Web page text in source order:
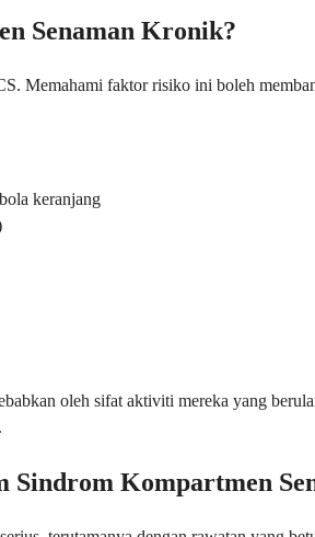
Senaman Kronik?
Memahami faktor risiko ini boleh
keranjang
oleh sifat aktiviti mereka yang
Sindrom Kompartmen